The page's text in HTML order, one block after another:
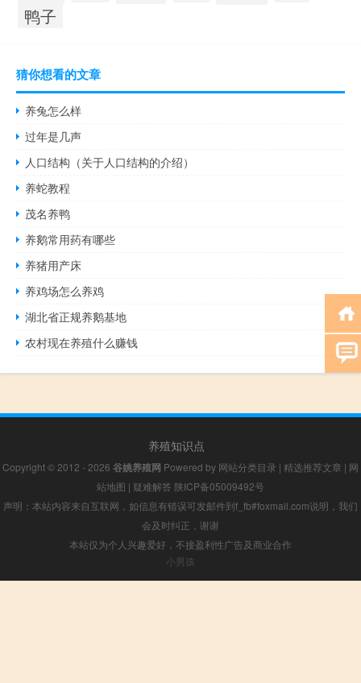
鸭子
猜你想看的文章
养兔怎么样
过年是几声
人口结构（关于人口结构的介绍）
养蛇教程
茂名养鸭
养鹅常用药有哪些
养猪用产床
养鸡场怎么养鸡
湖北省正规养鹅基地
农村现在养殖什么赚钱
养殖知识点
Copyright © 2012 - 2026 谷姚养殖网 Powered by 网站分类目录 | 精选推荐文章 | 网
站地图 | 疑难解答 陕ICP备05009492号
声明：本站内容来自互联网，如信息有错误可发邮件到f_fb#foxmail.com说明，我们
会及时纠正，谢谢
本站仅为个人兴趣爱好，不接盈利性广告及商业合作
小男孩